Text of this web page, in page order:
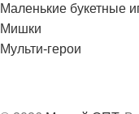
Маленькие букетные
Мишки
Мульти-герои